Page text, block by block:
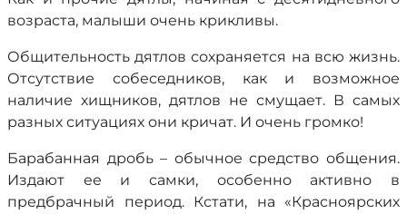
возраста, малыши очень крикливы.
Общительность дятлов сохраняется на всю жизнь.
Отсутствие собеседников, как и возможное
наличие хищников, дятлов не смущает. В самых
разных ситуациях они кричат. И очень громко!
Барабанная дробь – обычное средство общения.
Издают ее и самки, особенно активно в
предбрачный период. Кстати, на «Красноярских